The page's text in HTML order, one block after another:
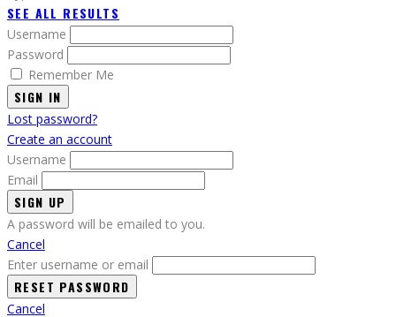
SEE ALL RESULTS
Username
Password
Remember Me
SIGN IN
Lost password?
Create an account
Username
Email
A password will be emailed to you.
Cancel
Enter username or email
Cancel